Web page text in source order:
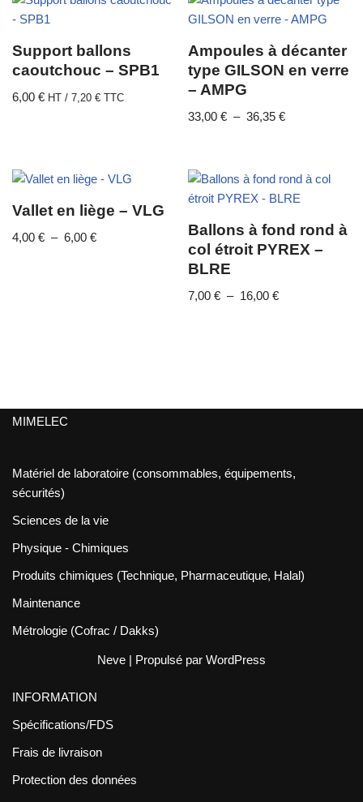
Support ballons
caoutchouc – SPB1
6,00 € HT / 7,20 € TTC
Ampoules à décanter
type GILSON en verre
– AMPG
33,00€ – 36,35€
Vallet en liège – VLG
4,00 € – 6,00 €
Ballons à fond rond à
col étroit PYREX –
BLRE
7,00€ – 16,00€
MIMELEC
Matériel de laboratoire (consommables, équipements,
sécurités)
Sciences de la vie
Physique - Chimiques
Produits chimiques (Technique, Pharmaceutique, Halal)
Maintenance
Métrologie (Cofrac / Dakks)
Neve | Propulsé par WordPress
INFORMATION
Spécifications/FDS
Frais de livraison
Protection des données